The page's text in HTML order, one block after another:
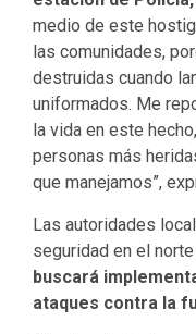
medio de este
las comunidades,
destruidas cuando
uniformados. Me
la vida en este
personas más
que manejamos”,
Las autoridades
seguridad en el
buscará
ataques contra la